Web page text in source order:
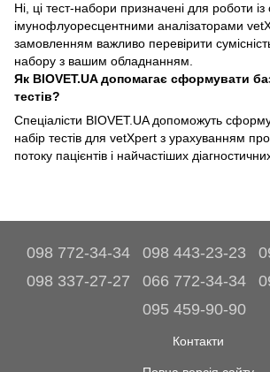
Ні, ці тест-набори призначені для роботи із
імунофлуоресцентними аналізаторами
замовленням важливо перевірити
набору з вашим обладнанням.
Як BIOVET.UA допомагає сформувати
тестів?
Спеціалісти BIOVET.UA допоможуть
набір тестів для vetXpert з урахуванням
потоку пацієнтів і найчастіших
098 772-34-34 098 443-23-23
098 337-27-27
066 772-34-34
095 459-90-90
Контакти